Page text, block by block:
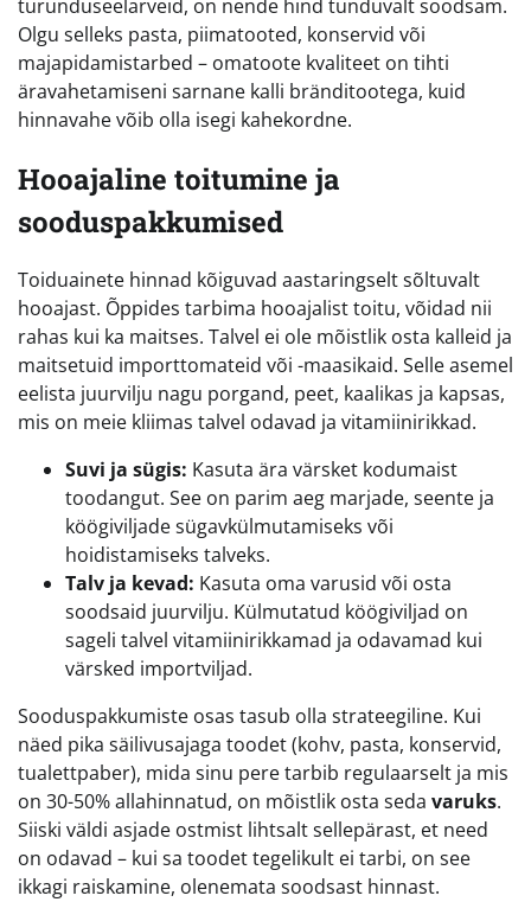
turunduseelarveid, on nende hind tunduvalt soodsam.
Olgu selleks pasta, piimatooted, konservid või
majapidamistarbed – omatoote kvaliteet on tihti
äravahetamiseni sarnane kalli bränditootega, kuid
hinnavahe võib olla isegi kahekordne.
Hooajaline toitumine ja
sooduspakkumised
Toiduainete hinnad kõiguvad aastaringselt sõltuvalt
hooajast. Õppides tarbima hooajalist toitu, võidad nii
rahas kui ka maitses. Talvel ei ole mõistlik osta kalleid ja
maitsetuid importtomateid või -maasikaid. Selle asemel
eelista juurvilju nagu porgand, peet, kaalikas ja kapsas,
mis on meie kliimas talvel odavad ja vitamiinirikkad.
Suvi ja sügis: Kasuta ära värsket kodumaist
toodangut. See on parim aeg marjade, seente ja
köögiviljade sügavkülmutamiseks või
hoidistamiseks talveks.
Talv ja kevad: Kasuta oma varusid või osta
soodsaid juurvilju. Külmutatud köögiviljad on
sageli talvel vitamiinirikkamad ja odavamad kui
värsked importviljad.
Sooduspakkumiste osas tasub olla strateegiline. Kui
näed pika säilivusajaga toodet (kohv, pasta, konservid,
tualettpaber), mida sinu pere tarbib regulaarselt ja mis
on 30-50% allahinnatud, on mõistlik osta seda varuks.
Siiski väldi asjade ostmist lihtsalt sellepärast, et need
on odavad – kui sa toodet tegelikult ei tarbi, on see
ikkagi raiskamine, olenemata soodsast hinnast.